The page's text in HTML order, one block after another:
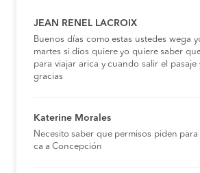
JEAN RENEL LACROIX
Buenos días como estas ustedes wega
martes si dios quiere yo quiere saber
para viajar arica y cuando salir el pasaje
gracias
Katerine Morales
Necesito saber que permisos piden para
ca a Concepción